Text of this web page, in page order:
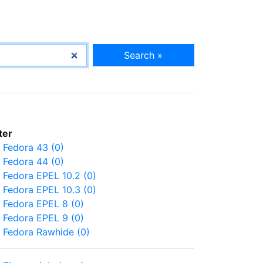
Search »
Fedora 43 (0)
Fedora 44 (0)
Fedora EPEL 10.2 (0)
Fedora EPEL 10.3 (0)
Fedora EPEL 8 (0)
Fedora EPEL 9 (0)
Fedora Rawhide (0)